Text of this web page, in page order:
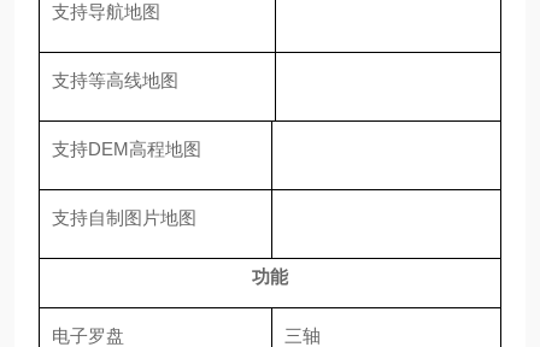
支持导航地图
支持等高线地图
支持DEM高程地图
支持自制图片地图
功能
电子罗盘 三轴